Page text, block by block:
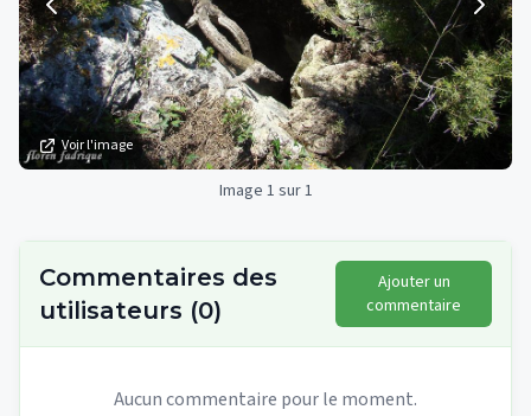
Voir l'image
Image 1 sur 1
Commentaires des
utilisateurs (0)
Ajouter un
commentaire
Aucun commentaire pour le moment.